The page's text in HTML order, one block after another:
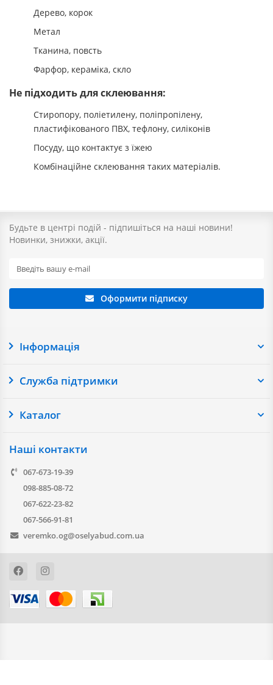
Дерево, корок
Метал
Тканина, повсть
Фарфор, кераміка, скло
Не підходить для склеювання:
Стиропору, поліетилену, поліпропілену,
пластифікованого ПВХ, тефлону, силіконів
Посуду, що контактує з їжею
Комбінаційне склеювання таких матеріалів.
Будьте в центрі подій - підпишіться на наші новини!
Новинки, знижки, акції.
Оформити підписку
Інформація
Служба підтримки
Каталог
Наші контакти
067-673-19-39
098-885-08-72
067-622-23-82
067-566-91-81
veremko.og@oselyabud.com.ua